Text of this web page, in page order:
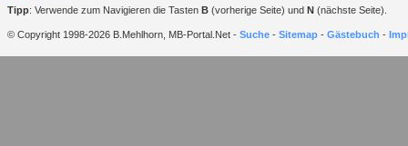
Tipp: Verwende zum Navigieren die Tasten B (vorherige Seite) und N (nächste Seite).
© Copyright 1998-2026 B.Mehlhorn, MB-Portal.Net - Suche - Sitemap - Gästebuch -